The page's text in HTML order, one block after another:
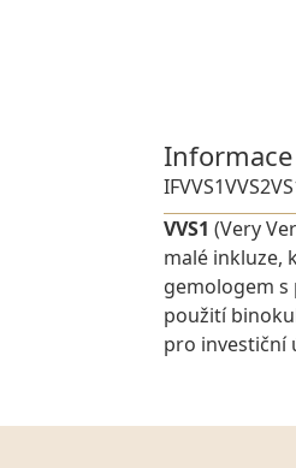
IFVVS1VVS2
VVS1 (Very
malé inkluze,
gemologem s
použití
pro investiční